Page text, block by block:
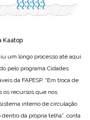
Kaatop
um longo processo até aqui.
pelo programa Cidades
da FAPESP. “Em troca de
os recursos que nos
interno de circulação
da própria telha”, conta